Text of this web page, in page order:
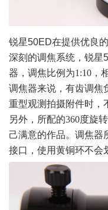
锐星50ED在提供优良
深刻的调焦系统，锐星
器，调焦比例为1:10 ，
调焦器来说，有齿调焦
重型观测拍摄附件时，
另外，所配的360度旋
己满意的作品。调焦器
接口，使用黄铜环不会